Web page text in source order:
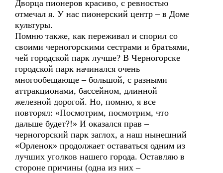
Дворца пионеров красиво, с ревностью
отмечал я. У нас пионерский центр – в Доме
культуры.
Помню также, как переживал и спорил со
своими черногорскими сестрами и братьями,
чей городской парк лучше? В Черногорске
городской парк начинался очень
многообещающе – большой, с разными
аттракционами, бассейном, длинной
железной дорогой. Но, помню, я все
повторял: «Посмотрим, посмотрим, что
дальше будет?!» И оказался прав –
черногорский парк заглох, а наш нынешний
«Орленок» продолжает оставаться одним из
лучших уголков нашего города. Оставляю в
стороне причины (одна из них –